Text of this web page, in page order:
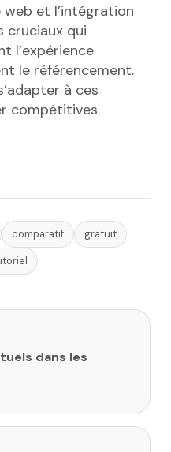
web et l’intégration
cruciaux qui
l’expérience
le référencement.
à ces
compétitives.
comparatif
gratuit
l’article
dans les